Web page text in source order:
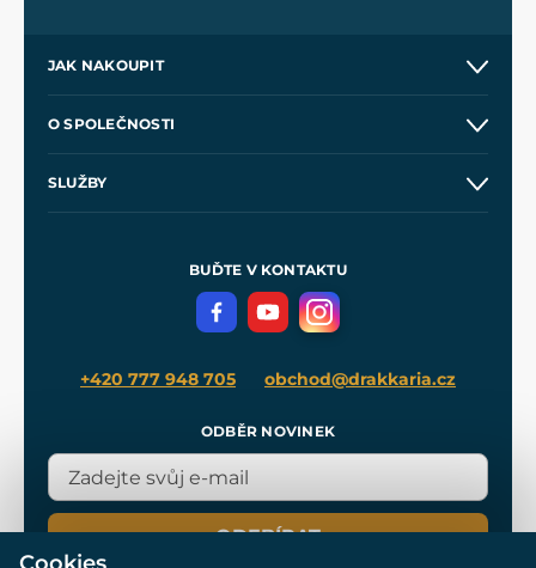
JAK NAKOUPIT
Velkoobchod
O SPOLEČNOSTI
SLUŽBY
Meče pro Kingdom Come
BUĎTE V KONTAKTU
+420 777 948 705 obchod@drakkaria.cz
ODBĚR NOVINEK
ODEBÍRAT